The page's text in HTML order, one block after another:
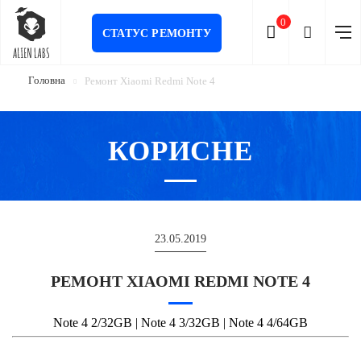
Головна Ремонт Xiaomi Redmi Note 4
КОРИСНЕ
23.05.2019
РЕМОНТ XIAOMI REDMI NOTE 4
Note 4 2/32GB | Note 4 3/32GB | Note 4 4/64GB
СТАТУС РЕМОНТУ
0